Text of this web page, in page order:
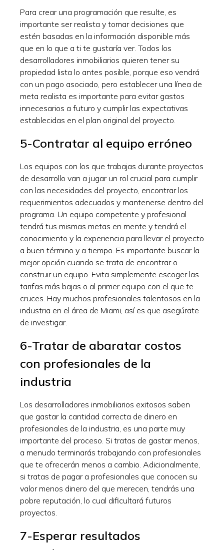
Para crear una programación que resulte, es
importante ser realista y tomar decisiones que
estén basadas en la información disponible más
que en lo que a ti te gustaría ver. Todos los
desarrolladores inmobiliarios quieren tener su
propiedad lista lo antes posible, porque eso vendrá
con un pago asociado, pero establecer una línea de
meta realista es importante para evitar gastos
innecesarios a futuro y cumplir las expectativas
establecidas en el plan original del proyecto.
5-Contratar al equipo erróneo
Los equipos con los que trabajas durante proyectos
de desarrollo van a jugar un rol crucial para cumplir
con las necesidades del proyecto, encontrar los
requerimientos adecuados y mantenerse dentro del
programa. Un equipo competente y profesional
tendrá tus mismas metas en mente y tendrá el
conocimiento y la experiencia para llevar el proyecto
a buen término y a tiempo. Es importante buscar la
mejor opción cuando se trata de encontrar o
construir un equipo. Evita simplemente escoger las
tarifas más bajas o al primer equipo con el que te
cruces. Hay muchos profesionales talentosos en la
industria en el área de Miami, así es que asegúrate
de investigar.
6-Tratar de abaratar costos
con profesionales de la
industria
Los desarrolladores inmobiliarios exitosos saben
que gastar la cantidad correcta de dinero en
profesionales de la industria, es una parte muy
importante del proceso. Si tratas de gastar menos,
a menudo terminarás trabajando con profesionales
que te ofrecerán menos a cambio. Adicionalmente,
si tratas de pagar a profesionales que conocen su
valor menos dinero del que merecen, tendrás una
pobre reputación, lo cual dificultará futuros
proyectos.
7-Esperar resultados